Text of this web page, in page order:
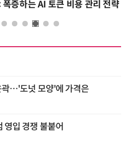
증하는 AI 토큰 비용 관리 전략
곽…'도넛 모양'에 가격은
영입 경쟁 불붙어